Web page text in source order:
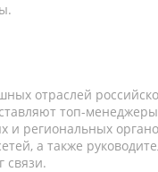
отраслей
топ-
и региональных
а также
связи.